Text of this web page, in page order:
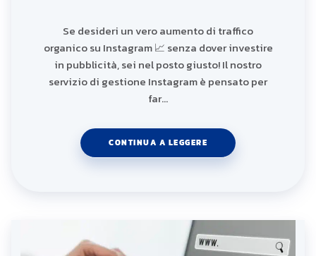
Se desideri un vero aumento di traffico
organico su Instagram 📈 senza dover investire
in pubblicità, sei nel posto giusto! Il nostro
servizio di gestione Instagram è pensato per
far…
CONTINUA A LEGGERE